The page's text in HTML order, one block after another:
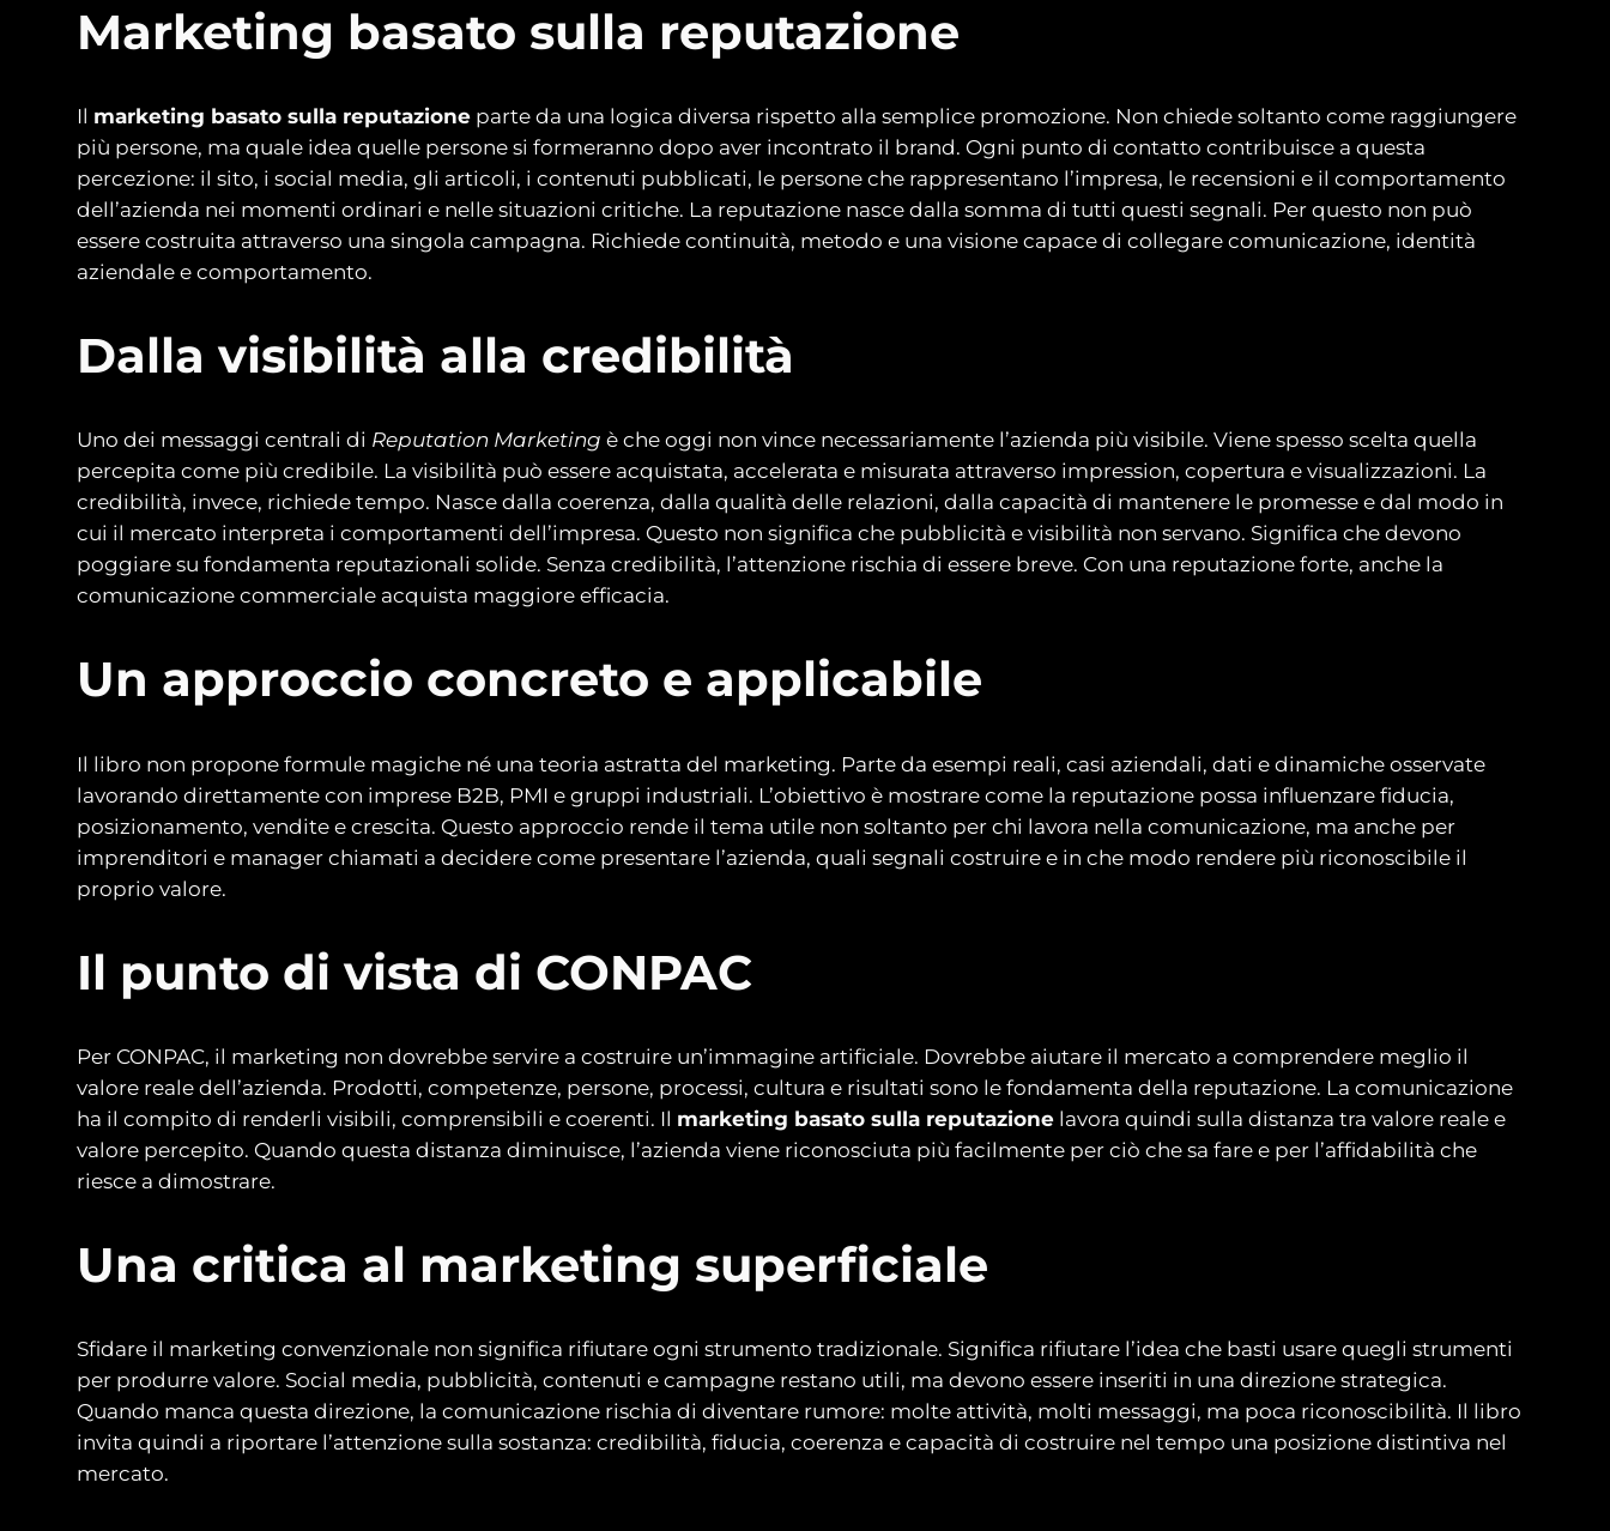
Marketing basato sulla reputazione
Il marketing basato sulla reputazione parte da una logica diversa rispetto alla semplice promozione. Non chiede soltanto come raggiungere
più persone, ma quale idea quelle persone si formeranno dopo aver incontrato il brand. Ogni punto di contatto contribuisce a questa
percezione: il sito, i social media, gli articoli, i contenuti pubblicati, le persone che rappresentano l’impresa, le recensioni e il comportamento
dell’azienda nei momenti ordinari e nelle situazioni critiche. La reputazione nasce dalla somma di tutti questi segnali. Per questo non può
essere costruita attraverso una singola campagna. Richiede continuità, metodo e una visione capace di collegare comunicazione, identità
aziendale e comportamento.
Dalla visibilità alla credibilità
Uno dei messaggi centrali di Reputation Marketing è che oggi non vince necessariamente l’azienda più visibile. Viene spesso scelta quella
percepita come più credibile. La visibilità può essere acquistata, accelerata e misurata attraverso impression, copertura e visualizzazioni. La
credibilità, invece, richiede tempo. Nasce dalla coerenza, dalla qualità delle relazioni, dalla capacità di mantenere le promesse e dal modo in
cui il mercato interpreta i comportamenti dell’impresa. Questo non significa che pubblicità e visibilità non servano. Significa che devono
poggiare su fondamenta reputazionali solide. Senza credibilità, l’attenzione rischia di essere breve. Con una reputazione forte, anche la
comunicazione commerciale acquista maggiore efficacia.
Un approccio concreto e applicabile
Il libro non propone formule magiche né una teoria astratta del marketing. Parte da esempi reali, casi aziendali, dati e dinamiche osservate
lavorando direttamente con imprese B2B, PMI e gruppi industriali. L’obiettivo è mostrare come la reputazione possa influenzare fiducia,
posizionamento, vendite e crescita. Questo approccio rende il tema utile non soltanto per chi lavora nella comunicazione, ma anche per
imprenditori e manager chiamati a decidere come presentare l’azienda, quali segnali costruire e in che modo rendere più riconoscibile il
proprio valore.
Il punto di vista di CONPAC
Per CONPAC, il marketing non dovrebbe servire a costruire un’immagine artificiale. Dovrebbe aiutare il mercato a comprendere meglio il
valore reale dell’azienda. Prodotti, competenze, persone, processi, cultura e risultati sono le fondamenta della reputazione. La comunicazione
ha il compito di renderli visibili, comprensibili e coerenti. Il marketing basato sulla reputazione lavora quindi sulla distanza tra valore reale e
valore percepito. Quando questa distanza diminuisce, l’azienda viene riconosciuta più facilmente per ciò che sa fare e per l’affidabilità che
riesce a dimostrare.
Una critica al marketing superficiale
Sfidare il marketing convenzionale non significa rifiutare ogni strumento tradizionale. Significa rifiutare l’idea che basti usare quegli strumenti
per produrre valore. Social media, pubblicità, contenuti e campagne restano utili, ma devono essere inseriti in una direzione strategica.
Quando manca questa direzione, la comunicazione rischia di diventare rumore: molte attività, molti messaggi, ma poca riconoscibilità. Il libro
invita quindi a riportare l’attenzione sulla sostanza: credibilità, fiducia, coerenza e capacità di costruire nel tempo una posizione distintiva nel
mercato.